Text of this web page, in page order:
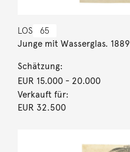
LOS 65
Junge mit Wasserglas. 1889
Schätzung:
EUR 15.000- 20.000
Verkauft für:
EUR 32.500